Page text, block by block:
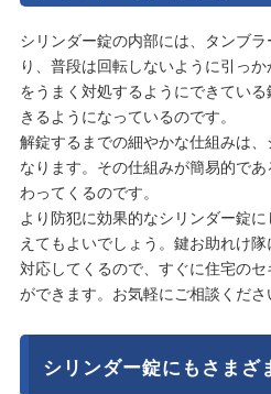
シリンダー錠の内部には、タンブ
り、普段は回転しないように引っ
をうまく対処するようにできてい
きるようになっているのです。
解錠するまでの細やかな仕組みは
なります。その仕組みが簡易的で
わってくるのです。
より防犯に効果的なシリンダー錠
えてもよいでしょう。鍵お助れけ
対応してくるので、すぐに住宅の
ができます。お気軽にご相談くださ
シリンダー錠にもさまざ